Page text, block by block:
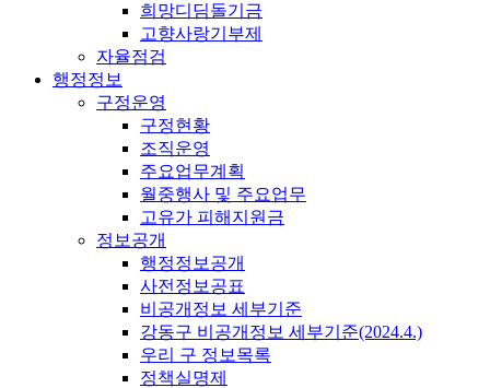
희망디딤돌기금
고향사랑기부제
자율점검
행정정보
구정운영
구정현황
조직운영
주요업무계획
월중행사 및 주요업무
고유가 피해지원금
정보공개
행정정보공개
사전정보공표
비공개정보 세부기준
강동구 비공개정보 세부기준(2024.4.)
우리 구 정보목록
정책실명제